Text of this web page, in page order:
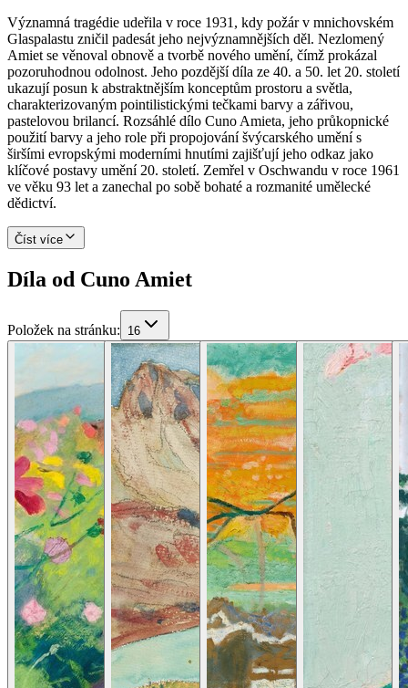
Významná tragédie udeřila v roce 1931, kdy požár v mnichovském
Glaspalastu zničil padesát jeho nejvýznamnějších děl. Nezlomený
Amiet se věnoval obnově a tvorbě nového umění, čímž prokázal
pozoruhodnou odolnost. Jeho pozdější díla ze 40. a 50. let 20. století
ukazují posun k abstraktnějším konceptům prostoru a světla,
charakterizovaným pointilistickými tečkami barvy a zářivou,
pastelovou brilancí. Rozsáhlé dílo Cuno Amieta, jeho průkopnické
použití barvy a jeho role při propojování švýcarského umění s
širšími evropskými moderními hnutími zajišťují jeho odkaz jako
klíčové postavy umění 20. století. Zemřel v Oschwandu v roce 1961
ve věku 93 let a zanechal po sobě bohaté a rozmanité umělecké
dědictví.
Číst více
Díla od Cuno Amiet
Položek na stránku: 16